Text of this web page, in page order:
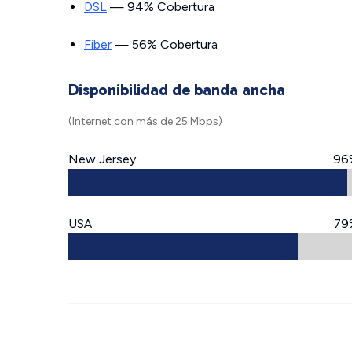
DSL — 94% Cobertura
Fiber — 56% Cobertura
Disponibilidad de banda ancha
(Internet con más de 25 Mbps)
New Jersey
USA